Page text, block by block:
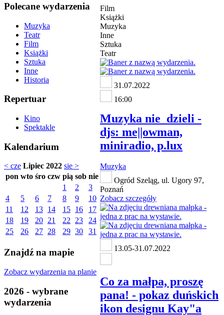
Polecane wydarzenia
Muzyka
Teatr
Film
Książki
Sztuka
Inne
Historia
Repertuar
Kino
Spektakle
Kalendarium
< cze Lipiec 2022 sie >
pon wto śro czw pią sob nie
1
2
3
4
5 6 7 8 9
10
11
12 13 14 15 16
17
18
19 20 21 22 23
24
25
26 27 28 29 30 31
Znajdź na mapie
Zobacz wydarzenia na planie
2026 - wybrane
wydarzenia
Film
Książki
Muzyka
Inne
Sztuka
Teatr
31.07.2022
16:00
Muzyka nie_dzieli -
djs: me||owman,
miniradio, p.lux
Muzyka
Ogród Szeląg, ul. Ugory 97,
Poznań
Zobacz szczegóły
13.05-31.07.2022
Co za małpa, proszę
pana! - pokaz duńskich
ikon designu Kay"a